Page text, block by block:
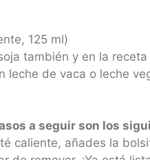
125 ml)
también y en la
leche de vaca o leche
a seguir son los
caliente, añades la